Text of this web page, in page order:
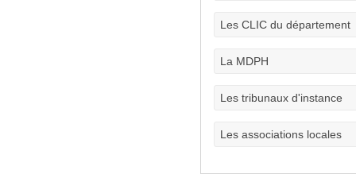
Les CLIC du département
La MDPH
Les tribunaux d'instance
Les associations locales